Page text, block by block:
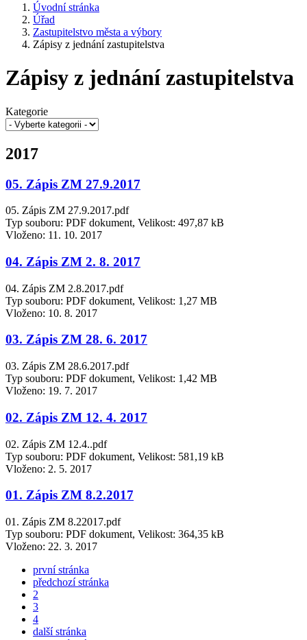
Úvodní stránka
Úřad
Zastupitelstvo města a výbory
Zápisy z jednání zastupitelstva
Zápisy z jednání zastupitelstva
Kategorie
2017
05. Zápis ZM 27.9.2017
05. Zápis ZM 27.9.2017.pdf
Typ souboru: PDF dokument, Velikost: 497,87 kB
Vloženo: 11. 10. 2017
04. Zápis ZM 2. 8. 2017
04. Zápis ZM 2.8.2017.pdf
Typ souboru: PDF dokument, Velikost: 1,27 MB
Vloženo: 10. 8. 2017
03. Zápis ZM 28. 6. 2017
03. Zápis ZM 28.6.2017.pdf
Typ souboru: PDF dokument, Velikost: 1,42 MB
Vloženo: 19. 7. 2017
02. Zápis ZM 12. 4. 2017
02. Zápis ZM 12.4..pdf
Typ souboru: PDF dokument, Velikost: 581,19 kB
Vloženo: 2. 5. 2017
01. Zápis ZM 8.2.2017
01. Zápis ZM 8.22017.pdf
Typ souboru: PDF dokument, Velikost: 364,35 kB
Vloženo: 22. 3. 2017
první stránka
předchozí stránka
2
3
4
další stránka